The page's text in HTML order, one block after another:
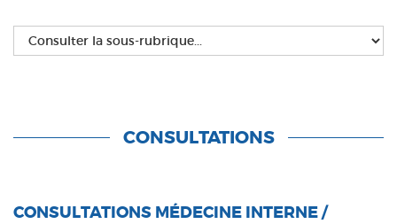
CONSULTATIONS
CONSULTATIONS MÉDECINE INTERNE /